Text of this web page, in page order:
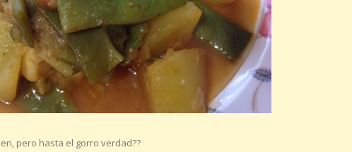
pero hasta el gorro verdad??